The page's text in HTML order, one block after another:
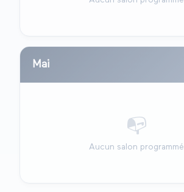
Mai
📭
Aucun salon programmé